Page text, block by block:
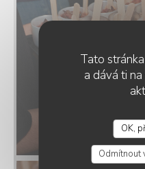
Tato
a dává ti
OK,
Odmítnout
LA